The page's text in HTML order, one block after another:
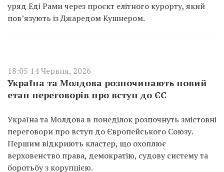
уряд Еді Рами через проєкт елітного курорту, який
пов’язують із Джаредом Кушнером.
18:05 14 Червня, 2026
Україна та Молдова розпочинають новий
етап переговорів про вступ до ЄС
Україна та Молдова в понеділок розпочнуть змістовні
переговори про вступ до Європейського Союзу.
Першим відкриють кластер, що охоплює
верховенство права, демократію, судову систему та
боротьбу з корупцією.